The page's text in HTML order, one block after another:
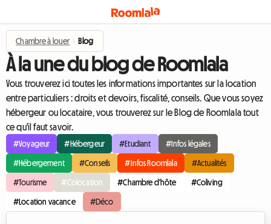
Chambre à louer › Blog
À la une du blog de Roomlala
Vous trouverez ici toutes les informations importantes sur la location
entre particuliers : droits et devoirs, fiscalité, conseils. Que vous soyez
hébergeur ou locataire, vous trouverez sur le Blog de Roomlala tout
ce qu'il faut savoir.
#Voyageur #Hébergeur #Etudiant #Infos légales
#Hébergement #Conseils #Infos Roomlala #Actualités
#Tourisme #Colocation #Chambre d'hôte #Coliving
#Location vacance #Déco